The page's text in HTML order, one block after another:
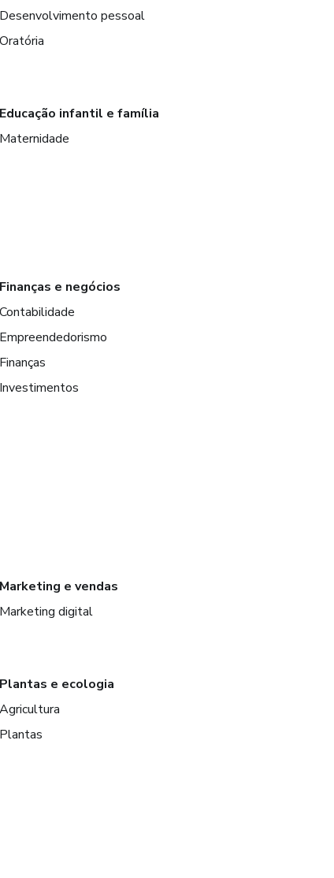
Desenvolvimento pessoal
Oratória
Educação infantil e família
Maternidade
Finanças e negócios
Contabilidade
Empreendedorismo
Finanças
Investimentos
Marketing e vendas
Marketing digital
Plantas e ecologia
Agricultura
Plantas